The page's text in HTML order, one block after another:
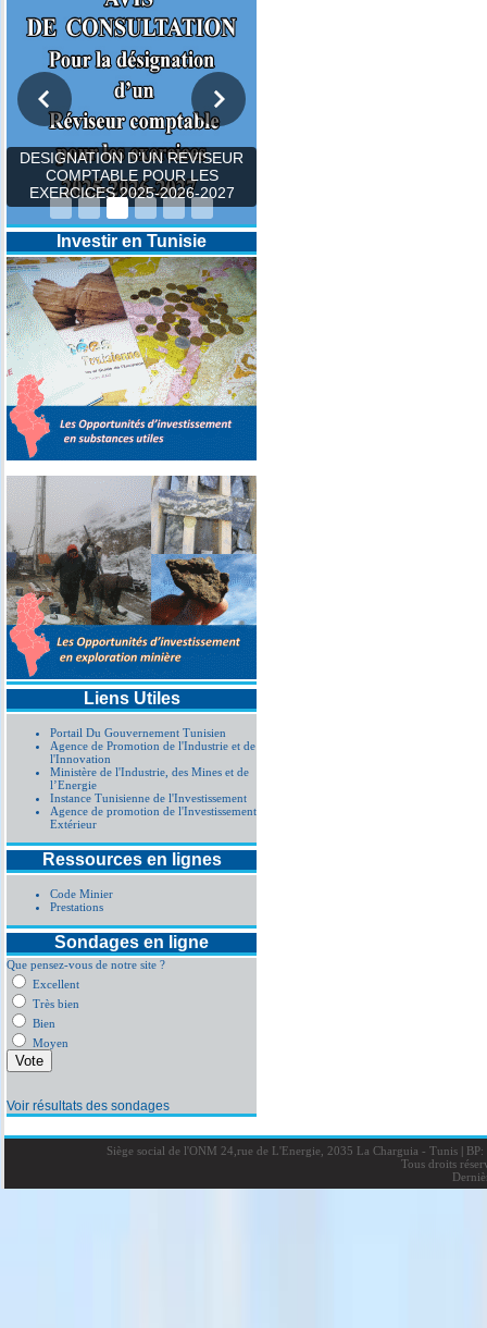
DESIGNATION D’UN REVISEUR
COMPTABLE POUR LES
EXERCICES 2025-2026-2027
Investir en Tunisie
Liens Utiles
Portail Du Gouvernement Tunisien
Agence de Promotion de l'Industrie et de
l'Innovation
Ministère de l'Industrie, des Mines et de
l’Energie
Instance Tunisienne de l'Investissement
Agence de promotion de l'Investissement
Extérieur
Ressources en lignes
Code Minier
Prestations
Sondages en ligne
Que pensez-vous de notre site ?
Excellent
Très bien
Bien
Moyen
Voir résultats des sondages
Siège social de l'ONM 24,rue de L'Energie, 2035 La Charguia - Tunis |BP:
Tous droits